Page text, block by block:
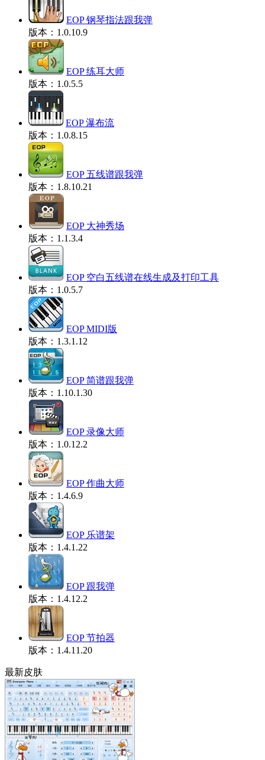
EOP 钢琴指法跟我弹
版本：1.0.10.9
EOP 练耳大师
版本：1.0.5.5
EOP 瀑布流
版本：1.0.8.15
EOP 五线谱跟我弹
版本：1.8.10.21
EOP 大神秀场
版本：1.1.3.4
EOP 空白五线谱在线生成及打印工具
版本：1.0.5.7
EOP MIDI版
版本：1.3.1.12
EOP 简谱跟我弹
版本：1.10.1.30
EOP 录像大师
版本：1.0.12.2
EOP 作曲大师
版本：1.4.6.9
EOP 乐谱架
版本：1.4.1.22
EOP 跟我弹
版本：1.4.12.2
EOP 节拍器
版本：1.4.11.20
最新皮肤